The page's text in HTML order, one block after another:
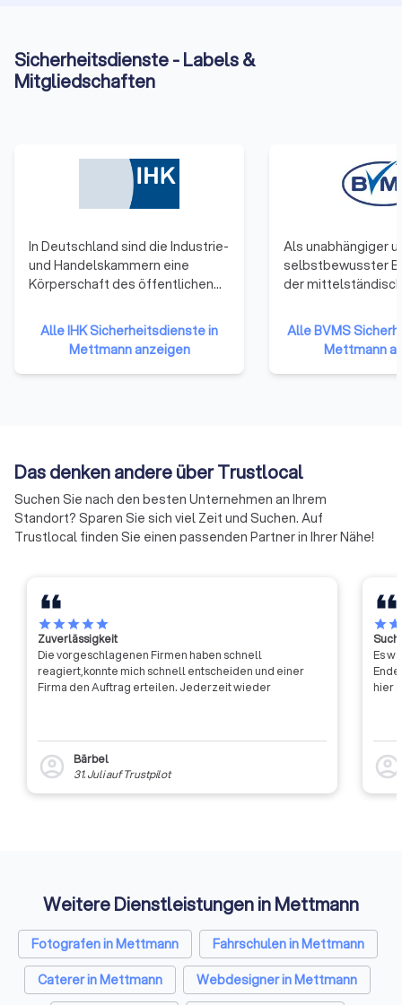
Sicherheitsdienste - Labels &
Mitgliedschaften
In Deutschland sind die Industrie-
und Handelskammern eine
Körperschaft des öffentlichen
Unternehmen einer Region. Alle
Gewerbetreibenden und
Unternehmen mit Ausnahme
reiner Handwerksunternehmen,
an.
Alle IHK Sicherheitsdienste in
Mettmann anzeigen
Als unabhängiger
selbstbewusster
der
Deutschland
unserer Gründung
erfolgreich
und wirtschaftliche
maßgeblich
sorgen für
Lösungsansätze
kritischen und
benennen wir klar
Defizite und
kontinuierlich das
Bereich Aus- und
in der
Alle BVMS
Mettmann
Das denken andere über Trustlocal
Suchen Sie nach den besten Unternehmen an Ihrem
Standort? Sparen Sie sich viel Zeit und Suchen. Auf
Trustlocal finden Sie einen passenden Partner in Ihrer Nähe!
starstarstarstarstar
Zuverlässigkeit
Die vorgeschlagenen Firmen haben schnell
reagiert,konnte mich schnell entscheiden und einer
Firma den Auftrag erteilen. Jederzeit wieder
account_circle
Bärbel
31. Juliauf Trustpilot
starstar
Es
hier
account_circle
Weitere Dienstleistungen in Mettmann
Fotografen in Mettmann
Fahrschulen in Mettmann
Caterer in Mettmann
Webdesigner in Mettmann